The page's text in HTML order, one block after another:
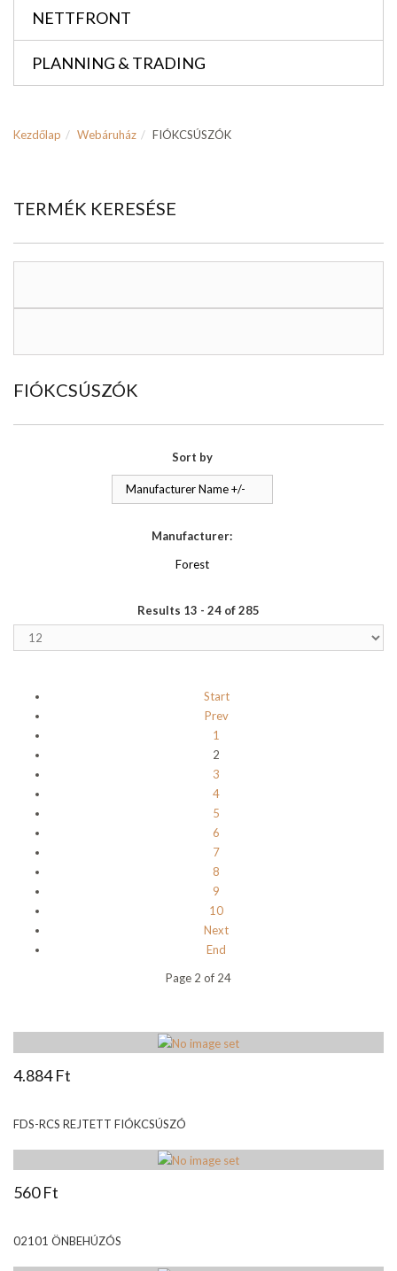
NETTFRONT
PLANNING & TRADING
Kezdőlap Webáruház FIÓKCSÚSZÓK
TERMÉK KERESÉSE
FIÓKCSÚSZÓK
Sort by
Manufacturer Name +/-
Manufacturer:
Forest
Results 13 - 24 of 285
Start
Prev
1
2
3
4
5
6
7
8
9
10
Next
End
Page 2 of 24
4.884 Ft
FDS-RCS REJTETT FIÓKCSÚSZÓ
560 Ft
02101 ÖNBEHÚZÓS